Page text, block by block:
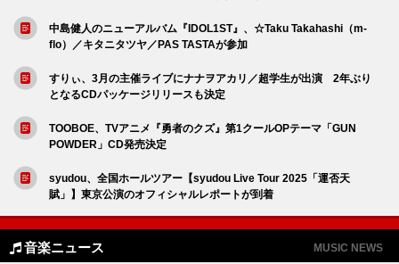
中島健人のニューアルバム『IDOL1ST』、☆Taku Takahashi（m-
flo）／キタニタツヤ／PAS TASTAが参加
すりぃ、3月の主催ライブにナナヲアカリ／超学生が出演 2年ぶり
となるCDパッケージリリースも決定
TOOBOE、TVアニメ『勇者のクズ』第1クールOPテーマ「GUN
POWDER」CD発売決定
syudou、全国ホールツアー【syudou Live Tour 2025「運否天
賦」】東京公演のオフィシャルレポートが到着
音楽ニュース MUSIC NEWS